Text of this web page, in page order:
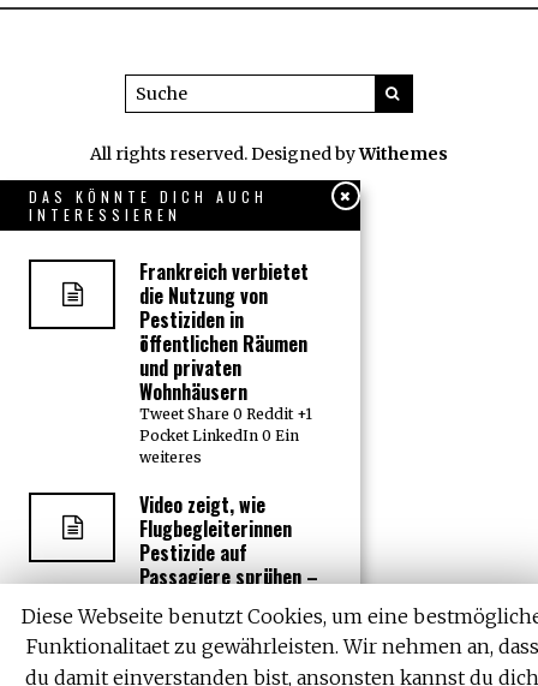
All rights reserved. Designed byWithemes
Diese Webseite benutzt Cookies, um eine
Funktionalitaet zu gewährleisten. Wir nehmen an, dass
du damit einverstanden bist, ansonsten kannst du dich
DAS KÖNNTE DICH AUCH
INTERESSIEREN
Frankreich verbietet
die Nutzung von
Pestiziden in
öffentlichen Räumen
und privaten
Wohnhäusern
Tweet Share 0 Reddit +1
Pocket LinkedIn 0 Ein
weiteres
Video zeigt, wie
Flugbegleiterinnen
Pestizide auf
Passagiere sprühen –
Nachforschungen
enthüllen Routine-
Praxis
Tweet Share 0 Reddit +1